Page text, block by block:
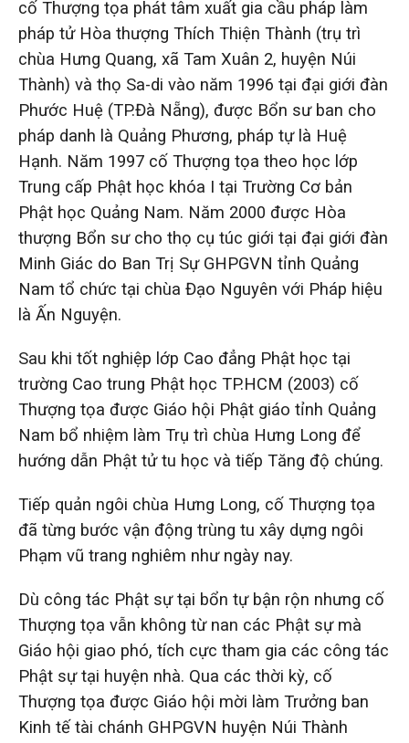
cố Thượng tọa phát tâm xuất gia cầu pháp làm
pháp tử Hòa thượng Thích Thiện Thành (trụ trì
chùa Hưng Quang, xã Tam Xuân 2, huyện Núi
Thành) và thọ Sa-di vào năm 1996 tại đại giới đàn
Phước Huệ (TP.Đà Nẵng), được Bổn sư ban cho
pháp danh là Quảng Phương, pháp tự là Huệ
Hạnh. Năm 1997 cố Thượng tọa theo học lớp
Trung cấp Phật học khóa I tại Trường Cơ bản
Phật học Quảng Nam. Năm 2000 được Hòa
thượng Bổn sư cho thọ cụ túc giới tại đại giới đàn
Minh Giác do Ban Trị Sự GHPGVN tỉnh Quảng
Nam tổ chức tại chùa Đạo Nguyên với Pháp hiệu
là Ấn Nguyện.
Sau khi tốt nghiệp lớp Cao đẳng Phật học tại
trường Cao trung Phật học TP.HCM (2003) cố
Thượng tọa được Giáo hội Phật giáo tỉnh Quảng
Nam bổ nhiệm làm Trụ trì chùa Hưng Long để
hướng dẫn Phật tử tu học và tiếp Tăng độ chúng.
Tiếp quản ngôi chùa Hưng Long, cố Thượng tọa
đã từng bước vận động trùng tu xây dựng ngôi
Phạm vũ trang nghiêm như ngày nay.
Dù công tác Phật sự tại bổn tự bận rộn nhưng cố
Thượng tọa vẫn không từ nan các Phật sự mà
Giáo hội giao phó, tích cực tham gia các công tác
Phật sự tại huyện nhà. Qua các thời kỳ, cố
Thượng tọa được Giáo hội mời làm Trưởng ban
Kinh tế tài chánh GHPGVN huyện Núi Thành